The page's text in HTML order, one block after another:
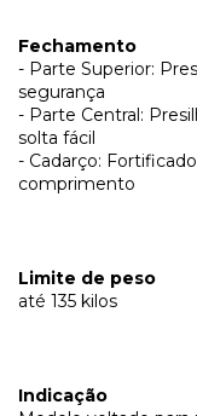
Fechamento
- Parte Superior:
segurança
- Parte Central:
solta fácil
- Cadarço:
comprimento
Limite de peso
até 135 kilos
Indicação